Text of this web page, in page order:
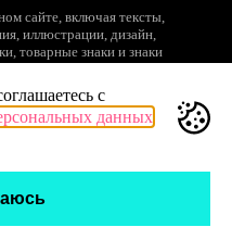
сайте, включая тексты,
иллюстрации, дизайн,
товарные знаки и знаки
исключительные права на
и распространение (в
на других сайтах и
с
данных